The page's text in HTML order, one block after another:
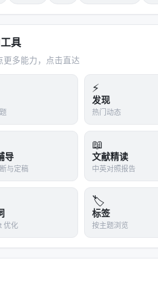
具
更多能力，点击直达
⚡
发现
热门动态
导
与定稿
📖
文献精读
中英对照报告
优化
🏷️
标签
按主题浏览